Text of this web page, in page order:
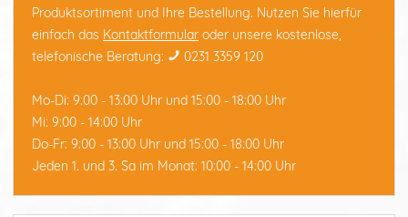
Produktsortiment und Ihre Bestellung. Nutzen Sie hierfür
einfach das Kontaktformular oder unsere kostenlose,
telefonische Beratung:
0231 3359 120
Mo-Di: 9:00 - 13:00 Uhr und 15:00 - 18:00 Uhr
Mi: 9:00 - 14:00 Uhr
Do-Fr: 9:00 - 13:00 Uhr und 15:00 - 18:00 Uhr
Jeden 1. und 3. Sa im Monat: 10:00 - 14:00 Uhr